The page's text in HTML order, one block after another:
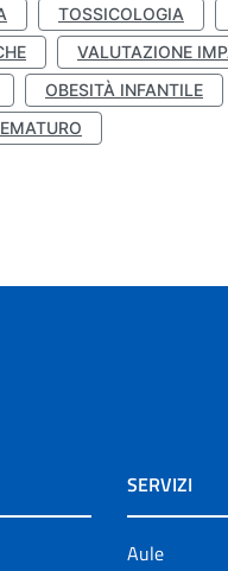
TOSSICOLOGIA
VALUTAZIONE
OBESITÀ INFANTILE
SERVIZI
Aule